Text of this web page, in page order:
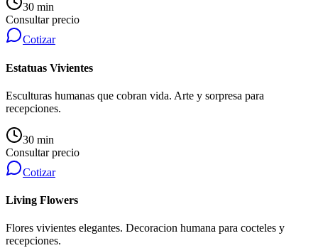
30 min
Consultar precio
Cotizar
Estatuas Vivientes
Esculturas humanas que cobran vida. Arte y sorpresa para
recepciones.
30 min
Consultar precio
Cotizar
Living Flowers
Flores vivientes elegantes. Decoracion humana para cocteles y
recepciones.